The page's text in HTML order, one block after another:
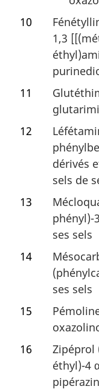
10
1,3
11
12
dérivés
sels de
13
phényl)-
ses sels
14
ses sels
15
16
Zipéprol
éthyl)-4